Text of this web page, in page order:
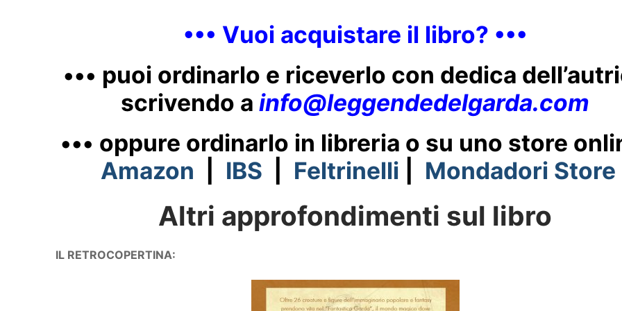
••• Vuoi acquistare il libro? •••
••• puoi ordinarlo e riceverlo con dedica
scrivendo a info@leggendedelgarda.com
••• oppure ordinarlo in libreria o su uno store
Amazon
IBS Feltrinelli Mondadori Store
Altri approfondimenti sul libro
IL RETROCOPERTINA: